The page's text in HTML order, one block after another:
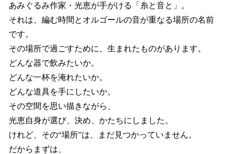
あみぐるみ作家・光恵が手がける「糸と音と」。
それは、編む時間とオルゴールの音が重なる場所の名前
です。
その場所で過ごすために、生まれたものがあります。
どんな器で飲みたいか。
どんな一杯を淹れたいか。
どんな道具を手にしたいか。
その空間を思い描きながら、
光恵自身が選び、決め、かたちにしました。
けれど、その“場所”は、まだ見つかっていません。
だからまずは、